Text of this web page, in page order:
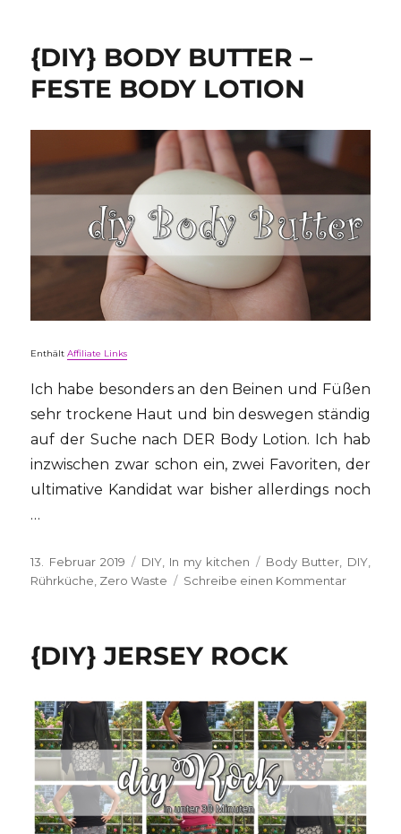
{DIY} BODY BUTTER –
FESTE BODY LOTION
EnthältAffiliate Links
Ich habe besonders an den Beinen und Füßen
sehr trockene Haut und bin deswegen ständig
auf der Suche nach DER Body Lotion. Ich hab
inzwischen zwar schon ein, zwei Favoriten, der
ultimative Kandidat war bisher allerdings noch
…
Veröffentlicht
am
13. Februar 2019 Kategorien
DIY, In my kitchen Schlagwörter
Body Butter DIY,
Rührküche Zero Waste Schreibe einen Kommentarzu
Lotion
{DIY} JERSEY ROCK